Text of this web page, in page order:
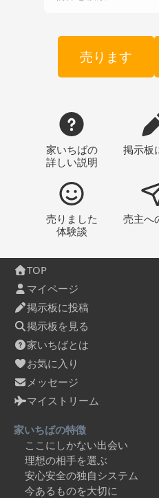
売ります
家いちばの
詳しい説明
掲示板
売りました
体験談
売主へ
TOP
マイページ
掲示板に投稿
掲示板を見る
家いちばとは
お気に入り
メッセージ
マイストリーム
家いちばの特徴
ここにしかない出会い
理想の相手を選ぶ
安心安全の独自システム
今あるものを大切に